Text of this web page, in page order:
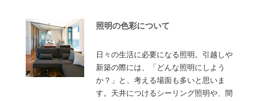
照明の色彩について
日々の生活に必要になる照明。引越しや
新築の際には、「どんな照明にしよう
か？」と、考える場面も多いと思いま
す。天井につけるシーリング照明や、間